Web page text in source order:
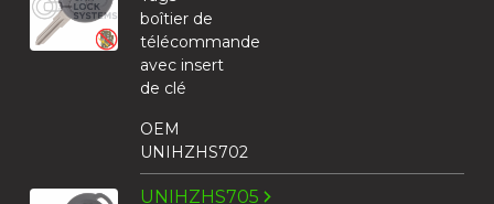
boîtier de
télécommande
avec insert
de clé
OEM
UNIHZHS702
UNIHZHS705